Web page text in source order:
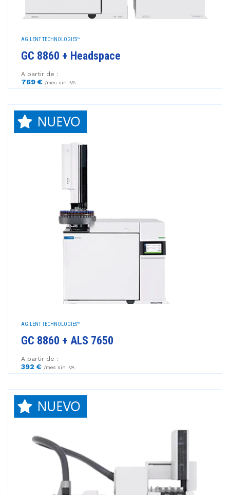
AGILENT TECHNOLOGIES™
GC 8860 + Headspace
A partir de :
769 € /mes sin IVA
AGILENT TECHNOLOGIES™
GC 8860 + ALS 7650
A partir de :
392 € /mes sin IVA